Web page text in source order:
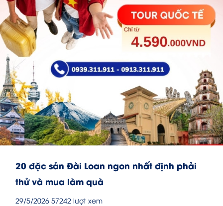
20 đặc sản Đài Loan ngon nhất định phải
thử và mua làm quà
29/5/2026 57242 lượt xem